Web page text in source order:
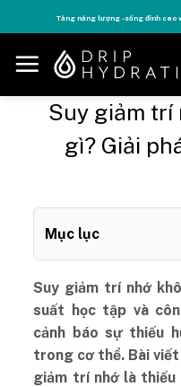
to
content
Tận hưởng nhiều
Suy giảm
gì? Giải
Mục lục
Suy giảm trí nhớ
suất học tập và
cảnh báo sự thiếu
trong cơ thể. Bài viết
giảm trí nhớ là